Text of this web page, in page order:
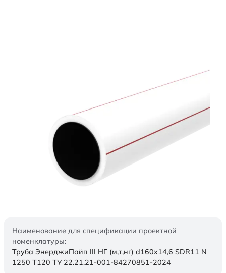
Наименование для спецификации проектной
номенклатуры:
Труба ЭнерджиПайп III НГ (м,т,нг) d160x14,6 SDR11 N
1250 Т120 ТУ 22.21.21-001-84270851-2024